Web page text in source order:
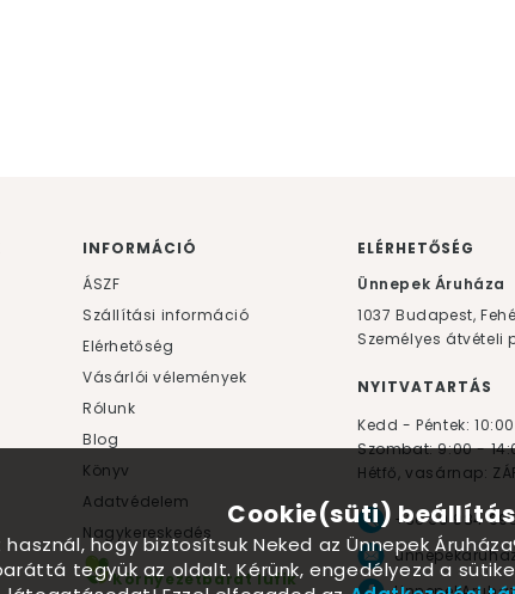
INFORMÁCIÓ
ÁSZF
Szállítási információ
Elérhetőség
Vásárlói vélemények
Rólunk
Blog
Könyv
Adatvédelem
Nagykereskedés
Környezetbarát lufik
ELÉRHETŐSÉG
Ünnepek Áruháza
1037 Budapest,
Személyes átvételi
NYITVATARTÁS
Kedd - Péntek:
Szombat: 9:00 -
Hétfő, vasárnap:
+36 30 984
Cookie(süti)
használ, hogy biztosítsuk Neked az Ünnepek
tegyük az oldalt. Kérünk, engedélyezd a